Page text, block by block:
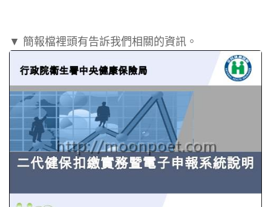
▼ 簡報檔裡頭有告訴我們相關的資訊。